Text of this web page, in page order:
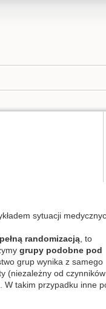
sytuacji
randomizacją, to
grupy podobne pod
grup wynika z samego
(niezależny od czynników
W takim przypadku inne